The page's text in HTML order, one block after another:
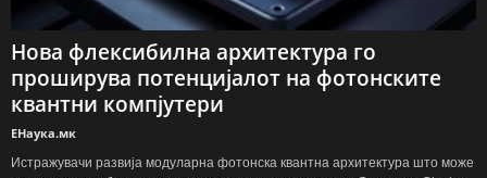
Нова флексибилна архитектура го
проширува потенцијалот на фотонските
квантни компјутери
ЕНаука.мк
Истражувачи развија модуларна фотонска квантна архитектура што може